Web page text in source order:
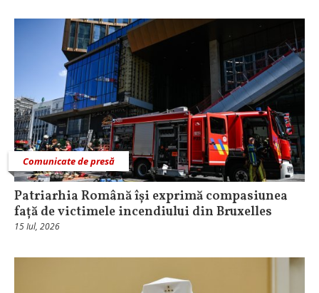
Comunicate de presă
Patriarhia Română își exprimă compasiunea
față de victimele incendiului din Bruxelles
15 Iul, 2026